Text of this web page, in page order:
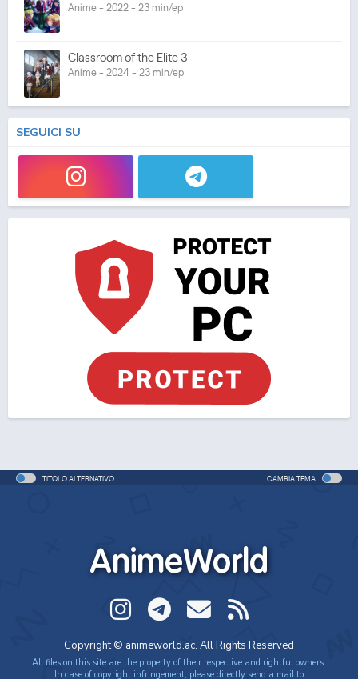
Anime - 2022 - 23 min/ep
Classroom of the Elite 3
Anime - 2024 - 23 min/ep
SEGUICI SU
TITOLO ALTERNATIVO CAMBIA TEMA
AnimeWorld
Copyright © animeworld.ac. All Rights Reserved
All files on this site are the property of their respective and rightful owners.
In case of copyright infringement, please directly send a mail to